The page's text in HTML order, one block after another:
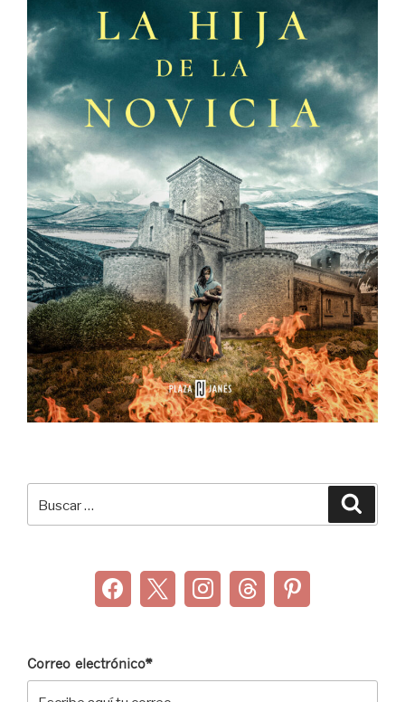
por:
Correo electrónico*